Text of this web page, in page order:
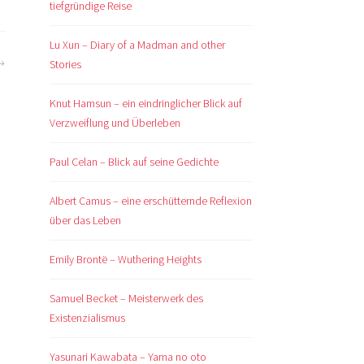
tiefgründige Reise
Lu Xun – Diary of a Madman and other
Stories
Knut Hamsun – ein eindringlicher Blick auf
Verzweiflung und Überleben
Paul Celan – Blick auf seine Gedichte
Albert Camus – eine erschütternde Reflexion
über das Leben
Emily Brontë – Wuthering Heights
Samuel Becket – Meisterwerk des
Existenzialismus
Yasunari Kawabata – Yama no oto